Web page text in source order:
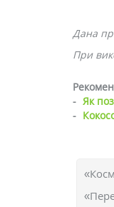
Дана
При
- Як
-